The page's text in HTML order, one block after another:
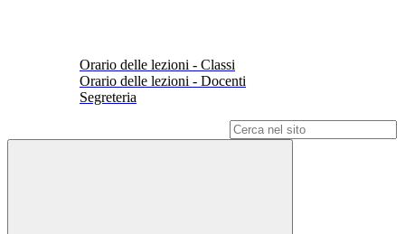
Orario delle lezioni - Classi
Orario delle lezioni - Docenti
Segreteria